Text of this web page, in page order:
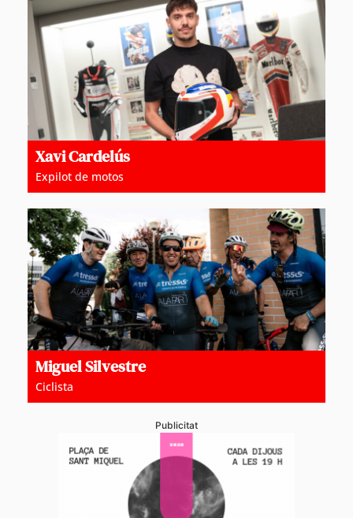
Xavi Cardelús
Expilot de motos
Miguel Silvestre
Ciclista
Publicitat